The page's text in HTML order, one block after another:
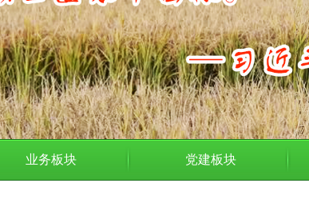
业务板块 党建板块